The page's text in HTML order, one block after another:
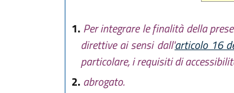
1. Per integrare le finalità della
direttive ai sensi dall'articolo 16
particolare, i requisiti di
2. abrogato.